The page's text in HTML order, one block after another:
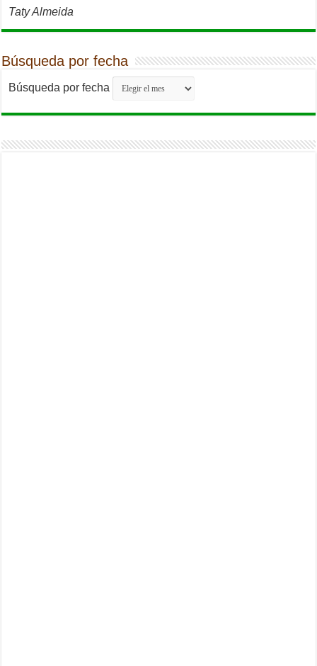
Taty Almeida
Búsqueda por fecha
Búsqueda por fecha